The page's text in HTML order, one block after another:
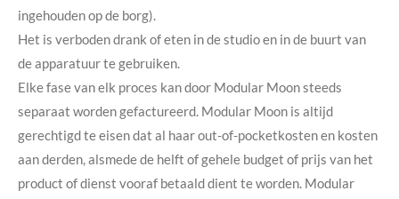
ingehouden op de borg).
Het is verboden drank of eten in de studio en in de buurt van
de apparatuur te gebruiken.
Elke fase van elk proces kan door Modular Moon steeds
separaat worden gefactureerd. Modular Moon is altijd
gerechtigd te eisen dat al haar out-of-pocketkosten en kosten
aan derden, alsmede de helft of gehele budget of prijs van het
product of dienst vooraf betaald dient te worden. Modular